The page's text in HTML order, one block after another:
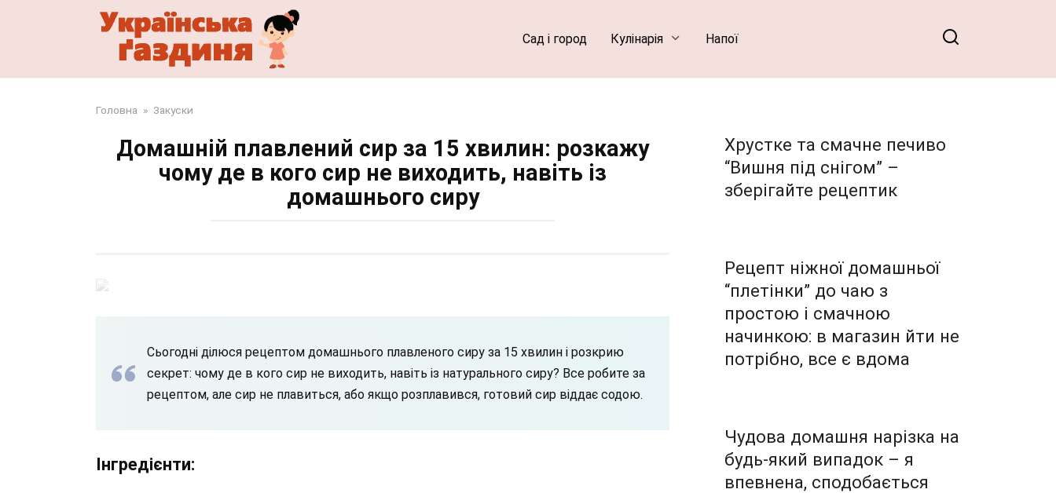
Сад і город Кулінарія Напої
Головна » Закуски
Домашній плавлений сир за 15 хвилин: розкажу
чому де в кого сир не виходить, навіть із
домашнього сиру
Сьогодні ділюся рецептом домашнього плавленого сиру за 15 хвилин і розкрию
секрет: чому де в кого сир не виходить, навіть із натурального сиру? Все робите за
рецептом, але сир не плавиться, або якщо розплавився, готовий сир віддає содою.
Інгредієнти:
Хрустке та смачне печиво
“Вишня під снігом” –
зберігайте рецептик
Рецепт ніжної домашньої
“плетінки” до чаю з
простою і смачною
начинкою: в магазин йти не
потрібно, все є вдома
Чудова домашня нарізка на
будь-який випадок – я
впевнена, сподобається